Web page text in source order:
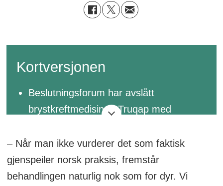
Kortversjonen
Beslutningsforum har avslått
brystkreftmedisinen Truqap med
Overlege Olav Engebråten reagerer og
mener metodevurderingen ikke speiler
norsk klinisk praksis.
– Når man ikke vurderer det som faktisk
gjenspeiler norsk praksis, fremstår
behandlingen naturlig nok som for dyr. Vi